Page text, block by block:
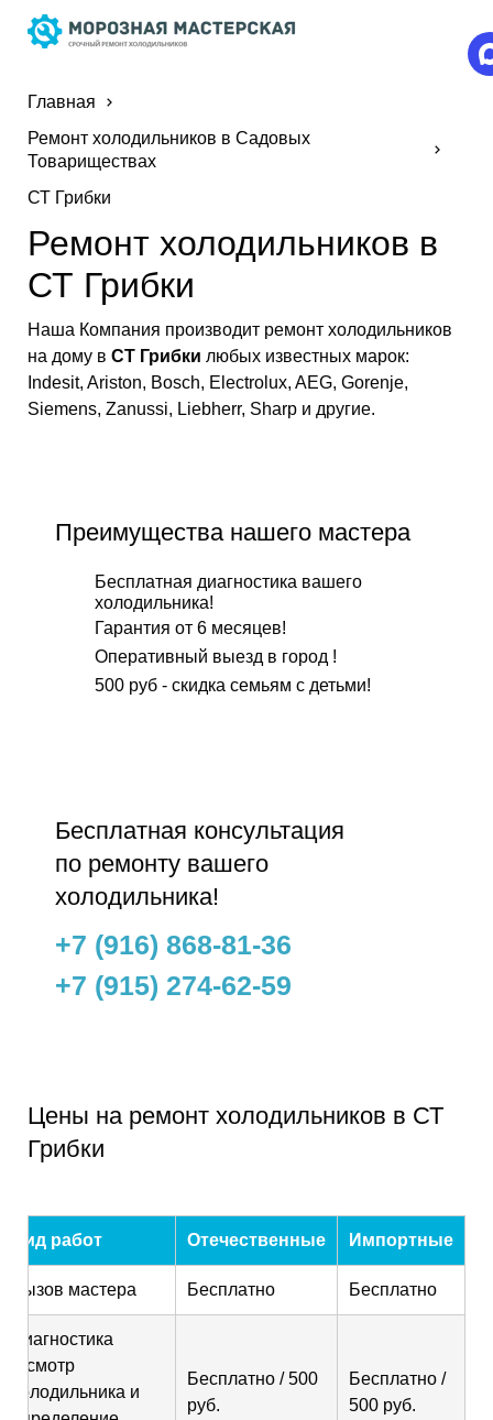
Ремонт холодильников в
СТ Грибки
Наша Компания производит ремонт холодильников
на дому в СТ Грибки любых известных марок:
Indesit, Ariston, Bosch, Electrolux, AEG, Gorenje,
Siemens, Zanussi, Liebherr, Sharp и другие.
Преимущества нашего мастера
Бесплатная диагностика вашего
холодильника!
Гарантия от 6 месяцев!
Оперативный выезд в город !
500 руб - скидка семьям с детьми!
Бесплатнaя консультация
по ремонту вашего
холодильника!
+7 (916) 868-81-36
+7 (915) 274-62-59
Цены на ремонт холодильников в СТ
Грибки
Вид работ Отечественные Импортные
Вызов мастера Бесплатно Бесплатно
Диагностика
(осмотр
холодильника и
Бесплатно / 500
руб.
Бесплатно /
500 руб.
Главная
Ремонт холодильников в Садовых
Товариществах
СТ Грибки